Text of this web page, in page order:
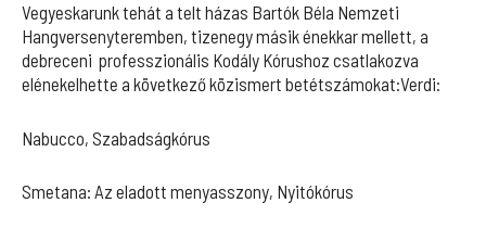
Vegyeskarunk tehát a telt házas Bartók Béla Nemzeti
Hangversenyteremben, tizenegy másik énekkar mellett, a
debreceni professzionális Kodály Kórushoz csatlakozva
elénekelhette a következő közismert betétszámokat:Verdi:
Nabucco, Szabadságkórus
Smetana: Az eladott menyasszony, Nyitókórus